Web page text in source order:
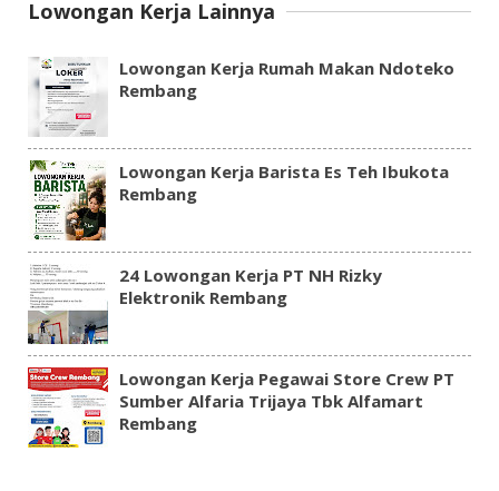
Lowongan Kerja Lainnya
Lowongan Kerja Rumah Makan Ndoteko
Rembang
Lowongan Kerja Barista Es Teh Ibukota
Rembang
24 Lowongan Kerja PT NH Rizky
Elektronik Rembang
Lowongan Kerja Pegawai Store Crew PT
Sumber Alfaria Trijaya Tbk Alfamart
Rembang